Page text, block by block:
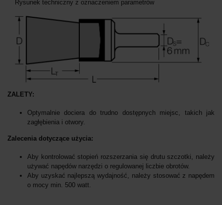
Rysunek techniczny z oznaczeniem parametrów
ZALETY:
Optymalnie dociera do trudno dostępnych miejsc, takich jak
zagłębienia i otwory.
Zalecenia dotyczące użycia:
Aby kontrolować stopień rozszerzania się drutu szczotki, należy
używać napędów narzędzi o regulowanej liczbie obrotów.
Aby uzyskać najlepszą wydajność, należy stosować z napędem
o mocy min. 500 watt.